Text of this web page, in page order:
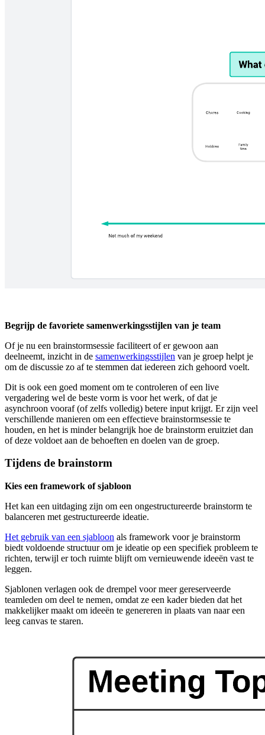
Begrijp de favoriete samenwerkingsstijlen van je team
Of je nu een brainstormsessie faciliteert of er gewoon aan
deelneemt, inzicht in de samenwerkingsstijlen van je groep helpt je
om de discussie zo af te stemmen dat iedereen zich gehoord voelt.
Dit is ook een goed moment om te controleren of een live
vergadering wel de beste vorm is voor het werk, of dat je
asynchroon vooraf (of zelfs volledig) betere input krijgt. Er zijn veel
verschillende manieren om een effectieve brainstormsessie te
houden, en het is minder belangrijk hoe de brainstorm eruitziet dan
of deze voldoet aan de behoeften en doelen van de groep.
Tijdens de brainstorm
Kies een framework of sjabloon
Het kan een uitdaging zijn om een ongestructureerde brainstorm te
balanceren met gestructureerde ideatie.
Het gebruik van een sjabloon als framework voor je brainstorm
biedt voldoende structuur om je ideatie op een specifiek probleem te
richten, terwijl er toch ruimte blijft om vernieuwende ideeën vast te
leggen.
Sjablonen verlagen ook de drempel voor meer gereserveerde
teamleden om deel te nemen, omdat ze een kader bieden dat het
makkelijker maakt om ideeën te genereren in plaats van naar een
leeg canvas te staren.